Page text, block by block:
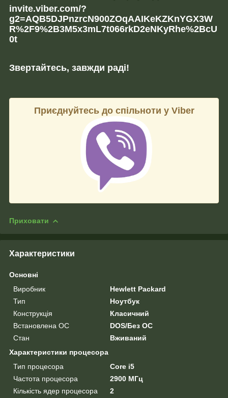
invite.viber.com/?
g2=AQB5DJPnzrcN900ZOqAAIKeKZKnYGX3W
R%2F9%2B3M5x3mL7t066rkD2eNKyRhe%2BcU
0t
Звертайтесь, завжди раді!
Приєднуйтесь до спільноти у Viber
Приховати
Характеристики
Основні
Виробник
Hewlett Packard
Тип
Ноутбук
Конструкція
Класичний
Встановлена ОС
DOS/Без ОС
Стан
Вживаний
Характеристики процесора
Тип процесора
Core i5
Частота процесора
2900 МГц
Кількість ядер процесора
2